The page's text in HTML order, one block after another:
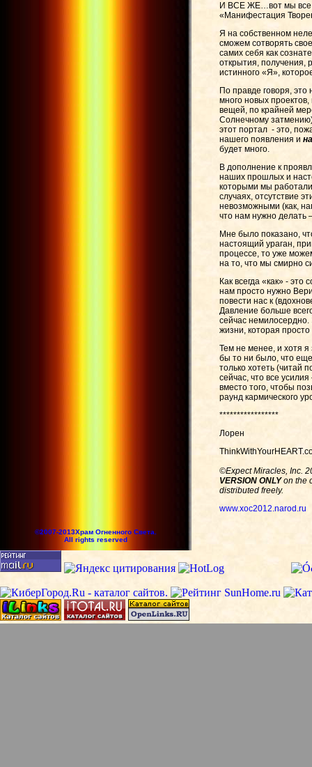
И ВСЕ ЖЕ…вот мы все
«Манифестация
Я на собственном
сможем сотворять
самих себя как
открытия, получения,
истинного «Я»,
По правде говоря, это
много новых
вещей, по крайней
Солнечному
этот портал - это,
нашего появления и
будет много.
В дополнение к
наших прошлых и
которыми мы
случаях, отсутствие
невозможными (как,
что нам нужно делать
Мне было показано,
настоящий ураган,
процессе, то уже
на то, что мы смирно
Как всегда «как» -
нам просто нужно
повести нас к
Давление больше
сейчас немилосердно.
жизни, которая
Тем не менее, и хотя я
бы то ни было, что
только хотеть (читай
сейчас, что все
вместо того, чтобы
раунд кармического
*****************
Лорен
©Expect Miracles, Inc.
VERSION ONLYon the
distributed freely.
www.xoc2012.narod.ru
©2007-2013Храм Огненного Света.
All rights reserved